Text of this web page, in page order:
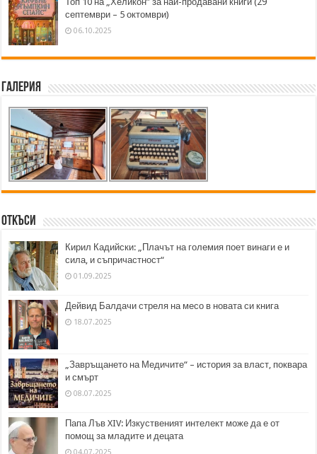
септември – 5 октомври)
06.10.2025
Галерия
Откъси
Кирил Кадийски: „Плачът на големия поет винаги е и
сила, и съпричастност“
01.09.2025
Дейвид Балдачи стреля на месо в новата си книга
18.07.2025
„Завръщането на Медичите“ – история за власт, поквара
и смърт
08.07.2025
Папа Лъв XIV: Изкуственият интелект може да е от
помощ за младите и децата
04.07.2025